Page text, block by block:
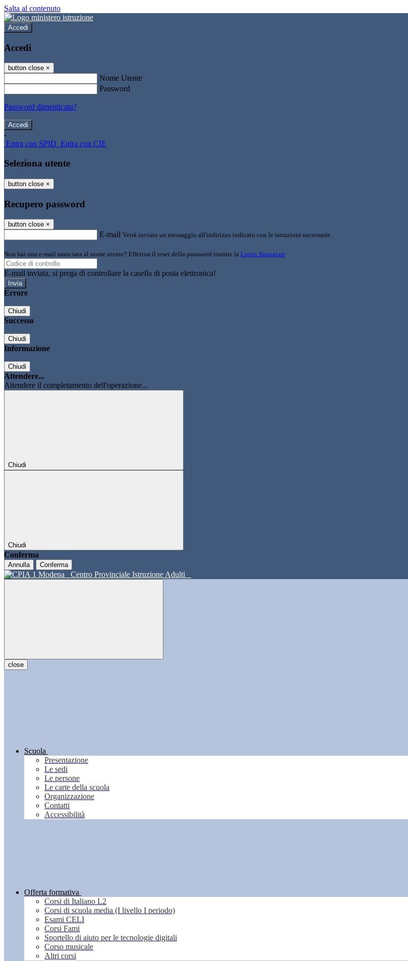
Salta al contenuto
Accedi
Accedi
button close ×
Nome Utente
Password
Password dimenticata?
-
Entra con SPID Entra con CIE
Seleziona utente
button close ×
Recupero password
button close ×
E-mail Verrà inviato un messaggio all'indirizzo indicato con le istruzioni necessarie.
Non hai una e-mail associata al nome utente? Effettua il reset della password tramite la Login Spaggiari
E-mail inviata, si prega di controllare la casella di posta elettronica!
Errore
Chiudi
Successo
Chiudi
Informazione
Chiudi
Attendere...
Attendere il completamento dell'operazione...
Chiudi
Chiudi
Conferma
Annulla Conferma
Centro Provinciale Istruzione Adulti
close
Scuola
Presentazione
Le sedi
Le persone
Le carte della scuola
Organizzazione
Contatti
Accessibilità
Offerta formativa
Corsi di Italiano L2
Corsi di scuola media (I livello I periodo)
Esami CELI
Corsi Fami
Sportello di aiuto per le tecnologie digitali
Corso musicale
Altri corsi